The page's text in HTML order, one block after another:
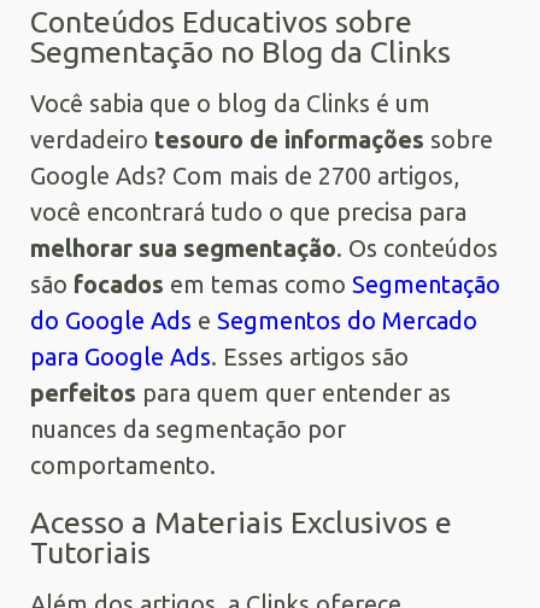
Conteúdos Educativos sobre
Segmentação no Blog da Clinks
Você sabia que o blog da Clinks é um
verdadeiro tesouro de informações sobre
Google Ads? Com mais de 2700 artigos,
você encontrará tudo o que precisa para
melhorar sua segmentação. Os conteúdos
são focados em temas como Segmentação
do Google Ads e Segmentos do Mercado
para Google Ads. Esses artigos são
perfeitos para quem quer entender as
nuances da segmentação por
comportamento.
Acesso a Materiais Exclusivos e
Tutoriais